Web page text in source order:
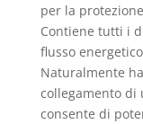
per la
Contiene tutti i
flusso
Naturalmente
collegamento di
consente di